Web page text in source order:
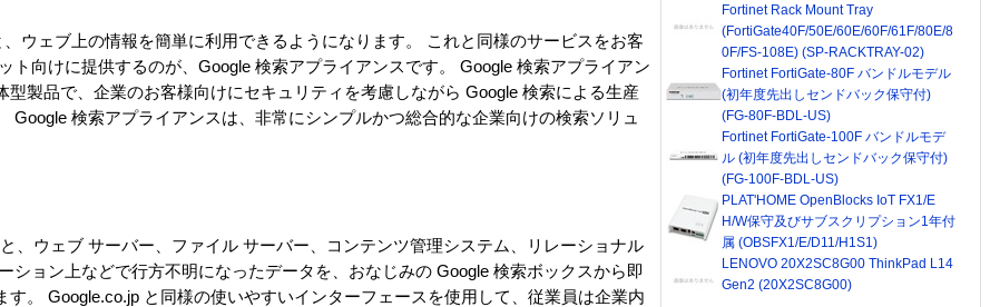
ウェブ上の情報を簡単に利用できるようになります。 これと同様のサービスをお客
ト向けに提供するのが、Google 検索アプライアンスです。 Google 検索アプライアン
型製品で、企業のお客様向けにセキュリティを考慮しながら Google 検索による生産
Google 検索アプライアンスは、非常にシンプルかつ総合的な企業向けの検索ソリュ
、ウェブ サーバー、ファイル サーバー、コンテンツ管理システム、リレーショナル
ション上などで行方不明になったデータを、おなじみの Google 検索ボックスから即
。 Google.co.jp と同様の使いやすいインターフェースを使用して、従業員は企業内
Fortinet Rack Mount Tray
(FortiGate40F/50E/60E/60F/61F/80E/8
0F/FS-108E) (SP-RACKTRAY-02)
Fortinet FortiGate-80F バンドルモデル
(初年度先出しセンドバック保守付)
(FG-80F-BDL-US)
Fortinet FortiGate-100F バンドルモデ
ル (初年度先出しセンドバック保守付)
(FG-100F-BDL-US)
PLAT'HOME OpenBlocks IoT FX1/E
H/W保守及びサブスクリプション1年付
属 (OBSFX1/E/D11/H1S1)
LENOVO 20X2SC8G00 ThinkPad L14
Gen2 (20X2SC8G00)